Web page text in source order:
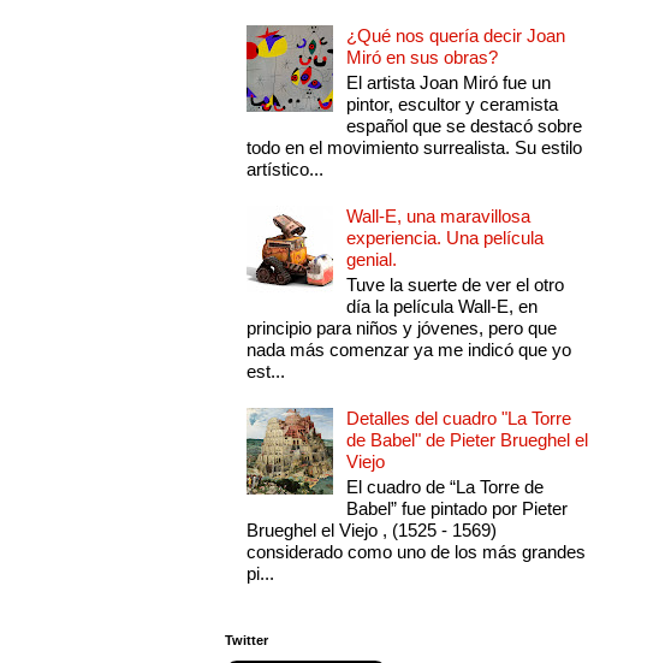
¿Qué nos quería decir Joan
Miró en sus obras?
El artista Joan Miró fue un
pintor, escultor y ceramista
español que se destacó sobre
todo en el movimiento surrealista. Su estilo
artístico...
Wall-E, una maravillosa
experiencia. Una película
genial.
Tuve la suerte de ver el otro
día la película Wall-E, en
principio para niños y jóvenes, pero que
nada más comenzar ya me indicó que yo
est...
Detalles del cuadro "La Torre
de Babel" de Pieter Brueghel el
Viejo
El cuadro de “La Torre de
Babel” fue pintado por Pieter
Brueghel el Viejo , (1525 - 1569)
considerado como uno de los más grandes
pi...
Twitter